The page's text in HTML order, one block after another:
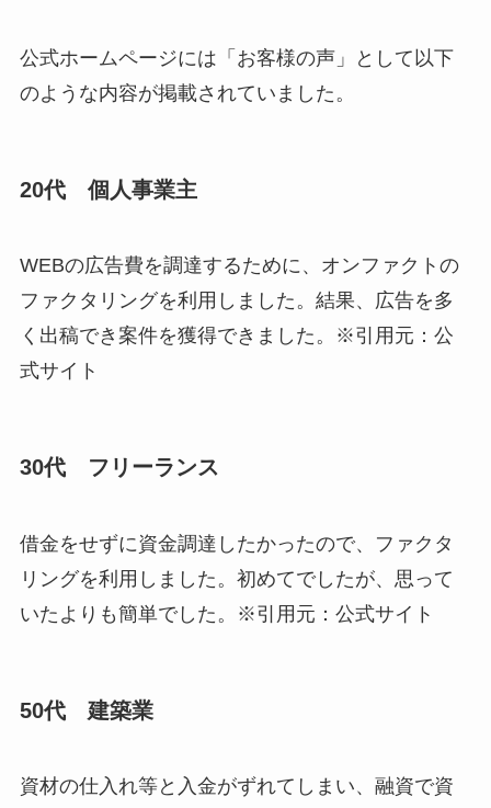
公式ホームページには「お客様の声」として以下
のような内容が掲載されていました。
20代 個人事業主
WEBの広告費を調達するために、オンファクトの
ファクタリングを利用しました。結果、広告を多
く出稿でき案件を獲得できました。※引用元：公
式サイト
30代 フリーランス
借金をせずに資金調達したかったので、ファクタ
リングを利用しました。初めてでしたが、思って
いたよりも簡単でした。※引用元：公式サイト
50代 建築業
資材の仕入れ等と入金がずれてしまい、融資で資